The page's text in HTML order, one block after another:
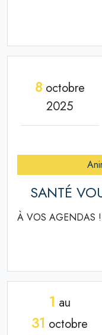
8octobre
2025
SANTÉ
À VOS AGENDAS !
1 au
31 octobre